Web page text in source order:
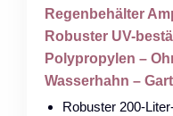
Regenbehälter
Robuster UV-
Polypropylen –
Wasserhahn –
Robuster 200-